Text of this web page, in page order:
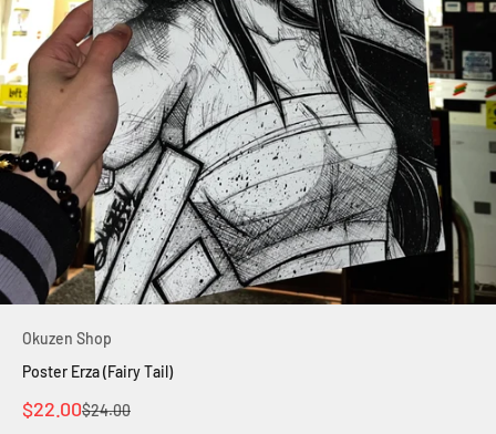
Okuzen Shop
Poster Erza (Fairy Tail)
Prix de vente
$22.00Prix normal
$24.00